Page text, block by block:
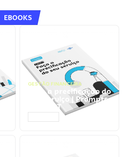
EBOOKS
GESTÃO FINANCEIRA
Faça a precificação do
seu serviço | Prompts
ChatGPT